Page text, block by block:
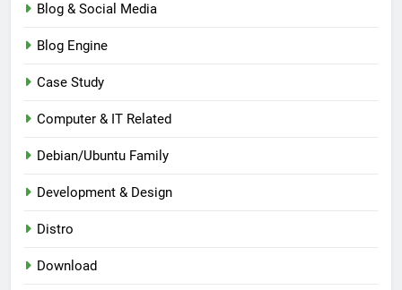
Blog & Social Media
Blog Engine
Case Study
Computer & IT Related
Debian/Ubuntu Family
Development & Design
Distro
Download